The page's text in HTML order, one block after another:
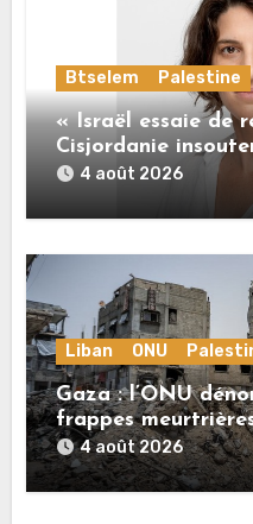
Btselem Palestine
« Israël essaie de
Cisjordanie
Palestiniens. »
4 août 2026
Liban ONU
Gaza : l’ONU
frappes
4 août 2026